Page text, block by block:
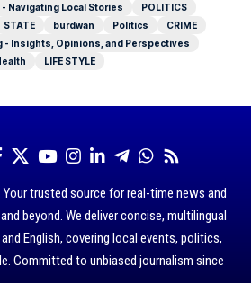
Navigating Local Stories
POLITICS
STATE burdwan Politics
CRIME
- Insights, Opinions, and Perspectives
LIFE STYLE
Your trusted source for real-time news and
beyond. We deliver concise, multilingual
English, covering local events, politics,
Committed to unbiased journalism since